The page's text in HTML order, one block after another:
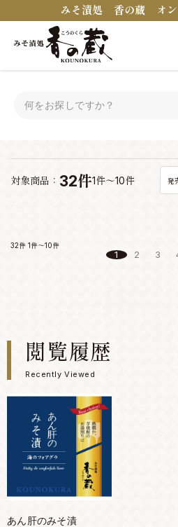
みそ漬処 香の蔵 オン
対象商品： 32件1件～10件 発
32件 1件～10件
1 2 3
閲覧履歴
Recently Viewed
あん肝のみそ漬